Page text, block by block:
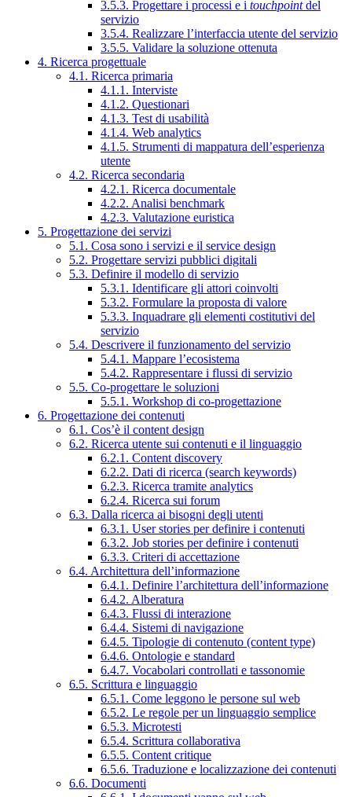
3.5.3. Progettare i processi e i touchpointdel
servizio
3.5.4. Realizzare l’interfaccia utente del servizio
3.5.5. Validare la soluzione ottenuta
4. Ricerca progettuale
4.1. Ricerca primaria
4.1.1. Interviste
4.1.2. Questionari
4.1.3. Test di usabilità
4.1.4. Web analytics
4.1.5. Strumenti di mappatura dell’esperienza
utente
4.2. Ricerca secondaria
4.2.1. Ricerca documentale
4.2.2. Analisi benchmark
4.2.3. Valutazione euristica
5. Progettazione dei servizi
5.1. Cosa sono i servizi e il service design
5.2. Progettare servizi pubblici digitali
5.3. Definire il modello di servizio
5.3.1. Identificare gli attori coinvolti
5.3.2. Formulare la proposta di valore
5.3.3. Inquadrare gli elementi costitutivi del
servizio
5.4. Descrivere il funzionamento del servizio
5.4.1. Mappare l’ecosistema
5.4.2. Rappresentare i flussi di servizio
5.5. Co-progettare le soluzioni
5.5.1. Workshop di co-progettazione
6. Progettazione dei contenuti
6.1. Cos’è il content design
6.2. Ricerca utente sui contenuti e il linguaggio
6.2.1. Content discovery
6.2.2. Dati di ricerca (search keywords)
6.2.3. Ricerca tramite analytics
6.2.4. Ricerca sui forum
6.3. Dalla ricerca ai bisogni degli utenti
6.3.1. User stories per definire i contenuti
6.3.2. Job stories per definire i contenuti
6.3.3. Criteri di accettazione
6.4. Architettura dell’informazione
6.4.1. Definire l’architettura dell’informazione
6.4.2. Alberatura
6.4.3. Flussi di interazione
6.4.4. Sistemi di navigazione
6.4.5. Tipologie di contenuto (content type)
6.4.6. Ontologie e standard
6.4.7. Vocabolari controllati e tassonomie
6.5. Scrittura e linguaggio
6.5.1. Come leggono le persone sul web
6.5.2. Le regole per un linguaggio semplice
6.5.3. Microtesti
6.5.4. Scrittura collaborativa
6.5.5. Content critique
6.5.6. Traduzione e localizzazione dei contenuti
6.6. Documenti